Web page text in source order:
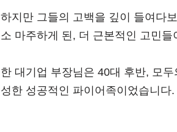
하지만 그들의 고백을 깊이 들여다
소 마주하게 된, 더 근본적인 고민들
한 대기업 부장님은 40대 후반, 모
성한 성공적인 파이어족이었습니다.